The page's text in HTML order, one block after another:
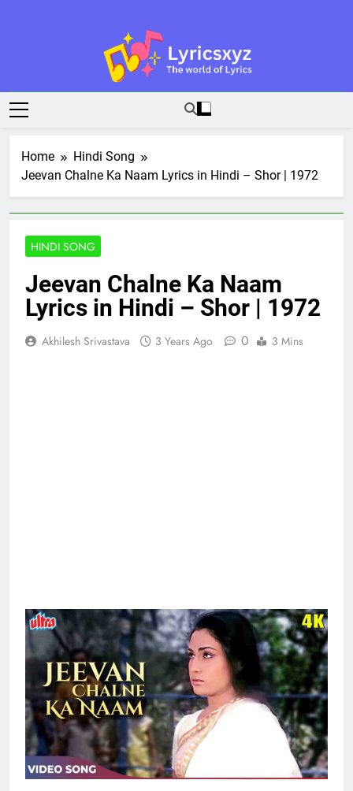
Lyricsxyz
The World Of Lyrics
Home
Hindi Song
Jeevan Chalne Ka Naam Lyrics in Hindi – Shor | 1972
HINDI SONG
Jeevan Chalne Ka Naam
Lyrics in Hindi – Shor | 1972
Akhilesh Srivastava 3 Years Ago 0 3 Mins